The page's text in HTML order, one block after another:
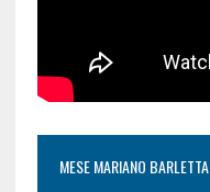
MESE MARIANO BARLETTA